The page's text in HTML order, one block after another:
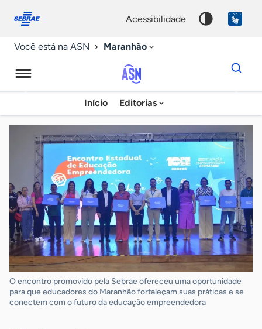
conosco
acessibilidade
Você está na ASN Maranhão
Agência
Sebrae
de
Notícias
Início Editorias
Dados
para
chave
O encontro promovido pela Sebrae ofereceu uma oportunidade
para que educadores do Maranhão fortaleçam suas práticas e se
conectem com o futuro da educação empreendedora